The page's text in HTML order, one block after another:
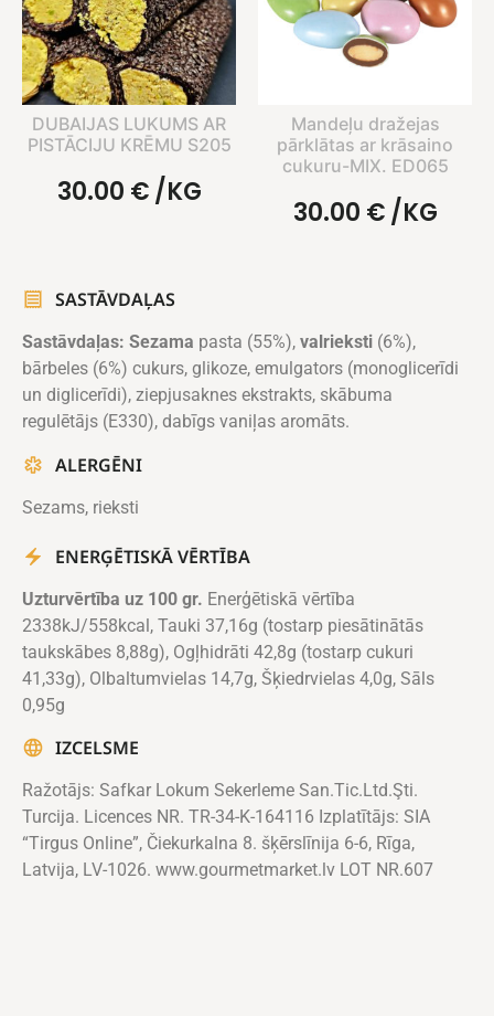
DUBAIJAS LUKUMS AR
PISTĀCIJU KRĒMU S205
30.00 €/KG
Mandeļu dražejas
pārklātas ar krāsaino
cukuru-MIX. ED065
30.00 €/KG
SASTĀVDAĻAS
Sastāvdaļas: Sezama pasta (55%), valrieksti (6%),
bārbeles (6%) cukurs, glikoze, emulgators (monoglicerīdi
un diglicerīdi), ziepjusaknes ekstrakts, skābuma
regulētājs (E330), dabīgs vaniļas aromāts.
ALERGĒNI
Sezams, rieksti
ENERĢĒTISKĀ VĒRTĪBA
Uzturvērtība uz 100 gr. Enerģētiskā vērtība
2338kJ/558kcal, Tauki 37,16g (tostarp piesātinātās
taukskābes 8,88g), Ogļhidrāti 42,8g (tostarp cukuri
41,33g), Olbaltumvielas 14,7g, Šķiedrvielas 4,0g, Sāls
0,95g
IZCELSME
Ražotājs: Safkar Lokum Sekerleme San.Tic.Ltd.Şti.
Turcija. Licences NR. TR-34-K-164116 Izplatītājs: SIA
“Tirgus Online”, Čiekurkalna 8. šķērslīnija 6-6, Rīga,
Latvija, LV-1026. www.gourmetmarket.lv LOT NR.607